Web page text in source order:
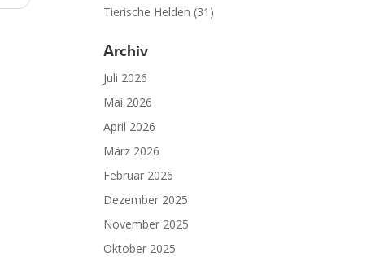
Tierische Helden (31)
Archiv
Juli 2026
Mai 2026
April 2026
März 2026
Februar 2026
Dezember 2025
November 2025
Oktober 2025